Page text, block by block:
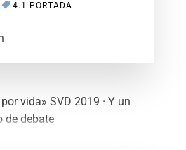
4.1 PORTADA